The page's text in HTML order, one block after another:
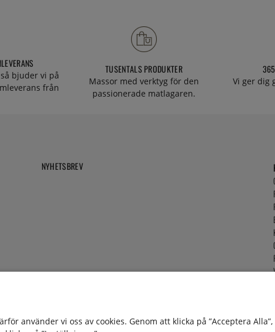
bjuder vi på
från
TUSENTALS PRODUKTER
Massor med verktyg för den
passionerade matlagaren.
Vi ger dig
NYHETSBREV
använder vi oss av cookies. Genom att klicka på ”Acceptera